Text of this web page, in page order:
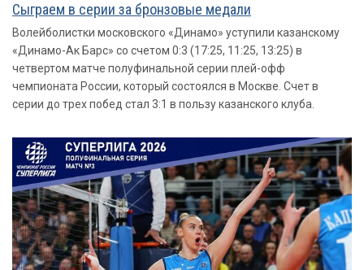
Сыграем в серии за бронзовые медали
Волейболистки московского «Динамо» уступили казанскому
«Динамо-Ак Барс» со счетом 0:3 (17:25, 11:25, 13:25) в
четвертом матче полуфинальной серии плей-офф
чемпионата России, который состоялся в Москве. Счет в
серии до трех побед стал 3:1 в пользу казанского клуба.